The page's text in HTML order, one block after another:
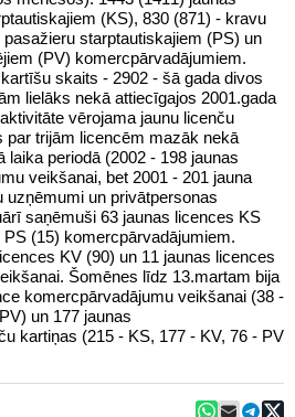
(KS), 830 (871) - kravu
(PV) komercpārvadājumiem.
skaits - 2902 - šā gada divos
lielāks nekā attiecīgajos 2001.gada
trijām licencēm mazāk nekā
laika periodā (2002 - 198 jaunas
veikšanai, bet 2001 - 201 jauna
saņēmuši 63 jaunas licences KS
(15) komercpārvadājumiem.
KV (90) un 11 jaunas licences
13.martam bija
komercpārvadājumu veikšanai (38 -
un 177 jaunas
kartiņas (215 - KS, 177 - KV, 76 - PV